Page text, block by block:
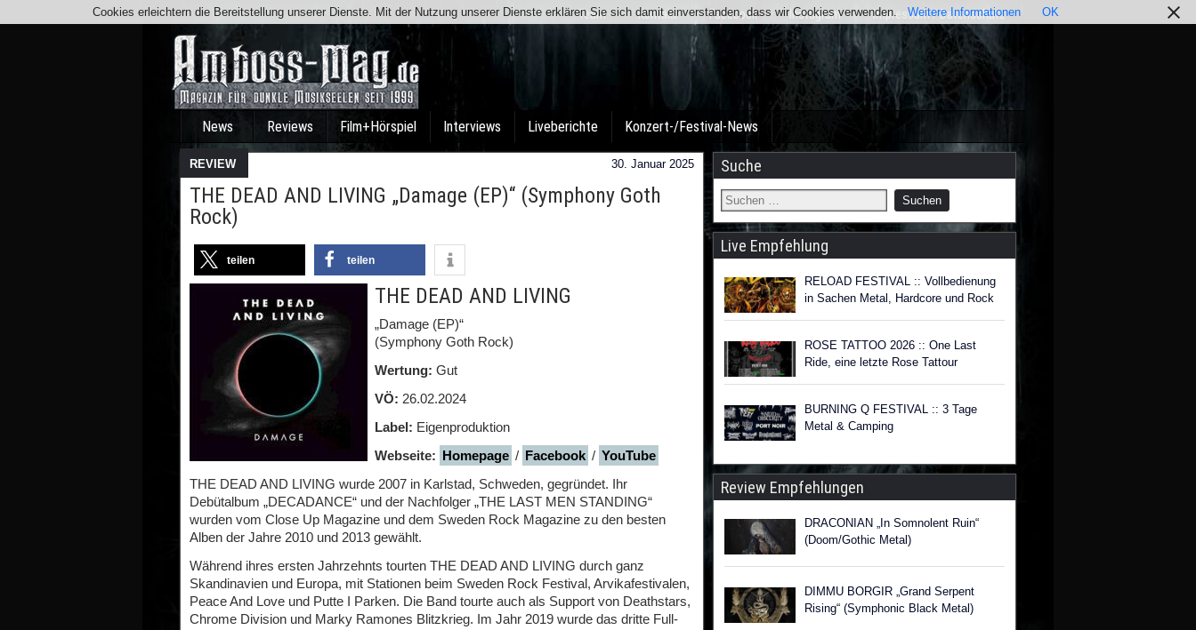
Team Kontakt Facebook Instagram Impressum / Datenschutz
News Reviews Film+Hörspiel Interviews Liveberichte Konzert-/Festival-News
REVIEW 30. Januar 2025
THE DEAD AND LIVING „Damage (EP)“ (Symphony Goth
Rock)
teilen teilen
THE DEAD AND LIVING
„Damage (EP)“
(Symphony Goth Rock)
Wertung: Gut
VÖ: 26.02.2024
Label: Eigenproduktion
Webseite: Homepage / Facebook / YouTube
THE DEAD AND LIVING wurde 2007 in Karlstad, Schweden, gegründet. Ihr
Debütalbum „DECADANCE“ und der Nachfolger „THE LAST MEN STANDING“
wurden vom Close Up Magazine und dem Sweden Rock Magazine zu den besten
Alben der Jahre 2010 und 2013 gewählt.
Während ihres ersten Jahrzehnts tourten THE DEAD AND LIVING durch ganz
Skandinavien und Europa, mit Stationen beim Sweden Rock Festival, Arvikafestivalen,
Peace And Love und Putte I Parken. Die Band tourte auch als Support von Deathstars,
Chrome Division und Marky Ramones Blitzkrieg. Im Jahr 2019 wurde das dritte Full-
Suche
Live Empfehlung
RELOAD FESTIVAL :: Vollbedienung
in Sachen Metal, Hardcore und Rock
ROSE TATTOO 2026 :: One Last
Ride, eine letzte Rose Tattour
BURNING Q FESTIVAL :: 3 Tage
Metal & Camping
Review Empfehlungen
DRACONIAN „In Somnolent Ruin“
(Doom/Gothic Metal)
DIMMU BORGIR „Grand Serpent
Rising“ (Symphonic Black Metal)
Cookies erleichtern die Bereitstellung unserer Dienste. Mit der Nutzung unserer Dienste erklären Sie sich damit einverstanden, dass wir Cookies verwenden. Weitere Informationen OK